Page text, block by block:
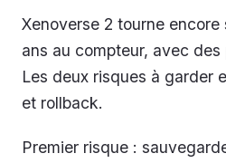
Xenoverse 2 tourne
ans au compteur, avec
Les deux risques à garder
et rollback.
Premier risque :